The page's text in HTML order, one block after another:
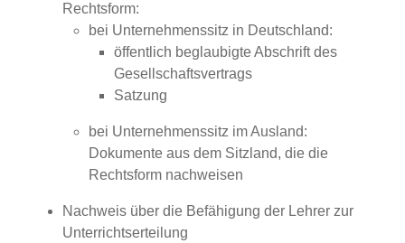
Rechtsform:
bei Unternehmenssitz in Deutschland:
öffentlich beglaubigte Abschrift des
Gesellschaftsvertrags
Satzung
bei Unternehmenssitz im Ausland:
Dokumente aus dem Sitzland, die die
Rechtsform nachweisen
Nachweis über die Befähigung der Lehrer zur
Unterrichtserteilung